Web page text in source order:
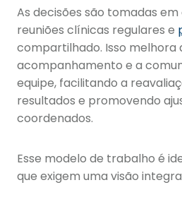
As decisões são tomadas
reuniões clínicas regulares e
compartilhado. Isso melhora
acompanhamento e a
equipe, facilitando a
resultados e promovendo
coordenados.
Esse modelo de trabalho é
que exigem uma visão